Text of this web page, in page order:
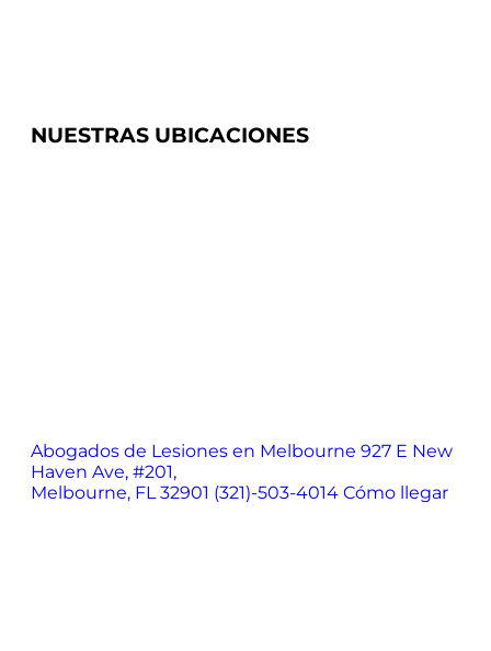
NUESTRAS UBICACIONES
Abogados de Lesiones en Melbourne 927 E New
Haven Ave, #201,
Melbourne, FL 32901 (321)-503-4014 Cómo llegar